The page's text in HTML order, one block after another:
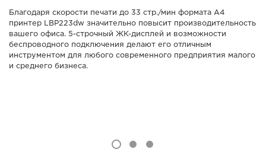
Благодаря скорости печати до 33 стр./мин формата A4
принтер LBP223dw значительно повысит производительность
вашего офиса. 5-строчный ЖК-дисплей и возможности
беспроводного подключения делают его отличным
инструментом для любого современного предприятия малого
и среднего бизнеса.